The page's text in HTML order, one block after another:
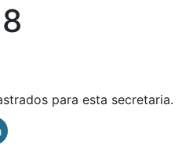
para esta secretaria.